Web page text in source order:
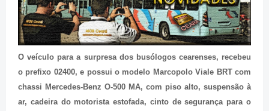
O veículo para a surpresa dos busólogos cearenses, recebeu
o prefixo 02400, e possui o modelo Marcopolo Viale BRT com
chassi Mercedes-Benz O-500 MA, com piso alto, suspensão à
ar, cadeira do motorista estofada, cinto de segurança para o